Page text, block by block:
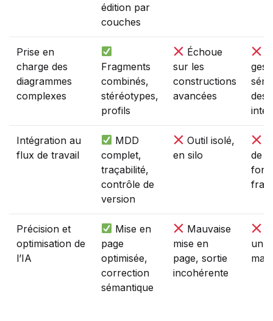
édition par
couches
Prise en
charge des
diagrammes
complexes
Fragments
combinés,
stéréotypes,
profils
Échoue
sur les
constructions
avancées
des
Intégration au
flux de travail
MDD
complet,
traçabilité,
contrôle de
version
Outil isolé,
en silo
de
Précision et
optimisation de
l’IA
Mise en
page
optimisée,
correction
sémantique
Mauvaise
mise en
page, sortie
incohérente
un